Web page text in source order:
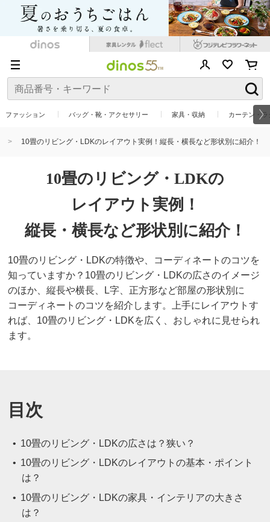
ファッション バッグ・靴・アクセサリー 家具・収納 カーテン・
10畳のリビング・LDKのレイアウト実例！縦長・横長など形状別に紹介！
10畳のリビング・LDKの
レイアウト実例！
縦長・横長など形状別に紹介！
10畳のリビング・LDKの特徴や、コーディネートのコツを
知っていますか？10畳のリビング・LDKの広さのイメージ
のほか、縦長や横長、L字、正方形など部屋の形状別に
コーディネートのコツを紹介します。上手にレイアウトす
れば、10畳のリビング・LDKを広く、おしゃれに見せられ
ます。
目次
10畳のリビング・LDKの広さは？狭い？
10畳のリビング・LDKのレイアウトの基本・ポイント
は？
10畳のリビング・LDKの家具・インテリアの大きさ
は？